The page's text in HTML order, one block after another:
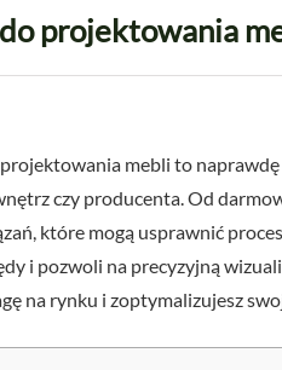
projektowania
mebli to
czy producenta. Od
które mogą usprawnić
i pozwoli na precyzyjną
na rynku i zoptymalizujesz